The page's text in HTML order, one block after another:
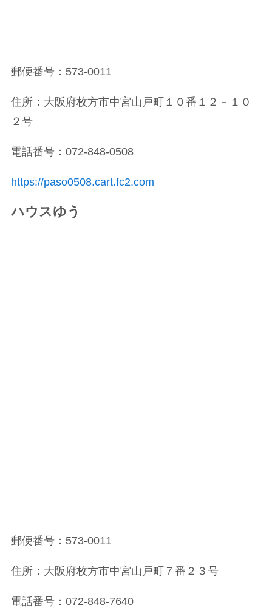
郵便番号：573-0011
住所：大阪府枚方市中宮山戸町１０番１２－１０
２号
電話番号：072-848-0508
https://paso0508.cart.fc2.com
ハウスゆう
郵便番号：573-0011
住所：大阪府枚方市中宮山戸町７番２３号
電話番号：072-848-7640